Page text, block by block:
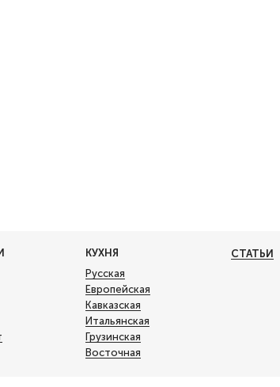
КУХНЯ
Русская
Европейская
Кавказская
Итальянская
Грузинская
Восточная
СТАТЬИ